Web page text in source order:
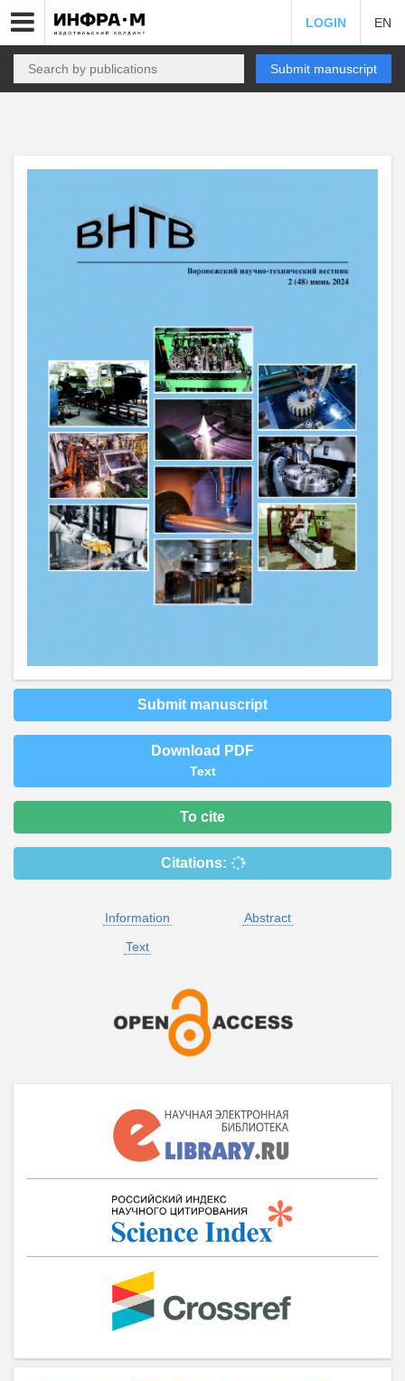
LOGIN EN
Submit manuscript
Submit manuscript
Download PDF
Text
To cite
Citations:
Information
Abstract
Text